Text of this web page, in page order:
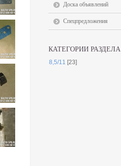
Доска объявлений
Спецпредложения
КАТЕГОРИИ РАЗДЕЛА
8,5/11 [23]